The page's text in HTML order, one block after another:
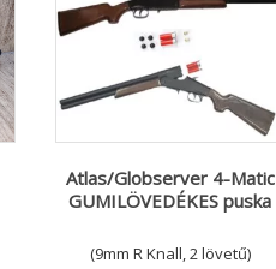
Atlas/Globserver 4-Matic
GUMILÖVEDÉKES puska
(9mm R Knall, 2 lövetű)